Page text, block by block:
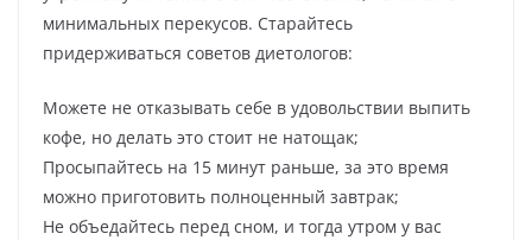
минимальных перекусов. Старайтесь
придерживаться советов диетологов:
Можете не отказывать себе в удовольствии выпить
кофе, но делать это стоит не натощак;
Просыпайтесь на 15 минут раньше, за это время
можно приготовить полноценный завтрак;
Не объедайтесь перед сном, и тогда утром у вас